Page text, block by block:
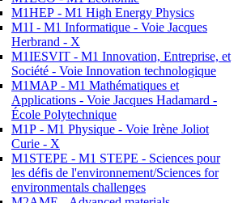
M1HEP - M1 High Energy Physics
M1I - M1 Informatique - Voie Jacques
Herbrand - X
M1IESVIT - M1 Innovation, Entreprise, et
Société - Voie Innovation technologique
M1MAP - M1 Mathématiques et
Applications - Voie Jacques Hadamard -
École Polytechnique
M1P - M1 Physique - Voie Irène Joliot
Curie - X
M1STEPE - M1 STEPE - Sciences pour
les défis de l'environnement/Sciences for
environmentals challenges